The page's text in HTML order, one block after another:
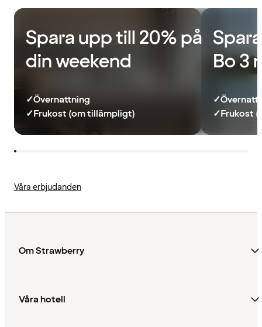
Spara upp till 20% på
din weekend
✓Övernattning
✓Frukost (om tillämpligt)
Bo 3
✓
✓Frukost
Våra erbjudanden
Om Strawberry
Våra hotell